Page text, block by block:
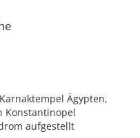
Ägypten,
Konstantinopel
aufgestellt